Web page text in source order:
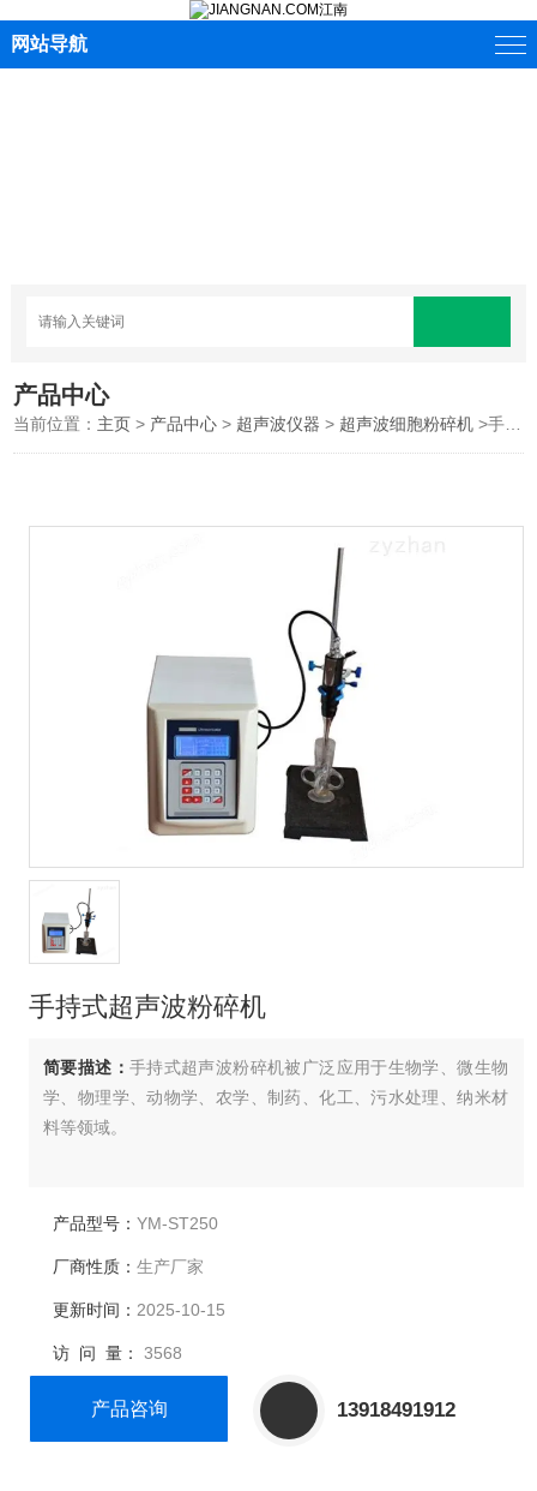
网站导航
产品中心
当前位置： 主页 > 产品中心 > 超声波仪器 > 超声波细胞粉碎机 >手持式超声波粉碎机
手持式超声波粉碎机
简要描述： 手持式超声波粉碎机被广泛应用于生物学、微生物
学、物理学、动物学、农学、制药、化工、污水处理、纳米材
料等领域。
产品型号： YM-ST250
厂商性质： 生产厂家
更新时间： 2025-10-15
访 问 量： 3568
产品咨询 13918491912